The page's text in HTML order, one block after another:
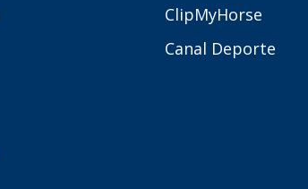
ClipMyHorse
Canal Deporte